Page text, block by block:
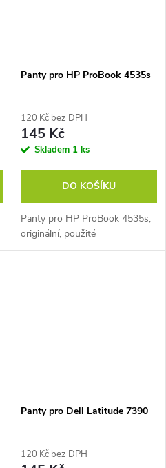
Panty pro HP ProBook 4535s
120 Kč bez DPH
145 Kč
Skladem 1 ks
DO KOŠÍKU
Panty pro HP ProBook 4535s,
originální, použité
Panty pro Dell Latitude 7390
120 Kč bez DPH